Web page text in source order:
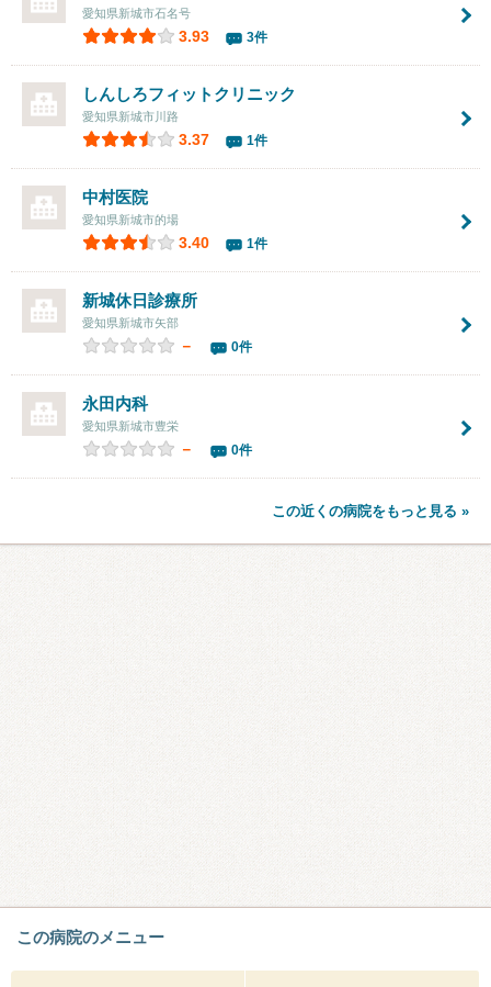
愛知県新城市石名号
3.93 3件
しんしろフィットクリニック
愛知県新城市川路
3.37 1件
中村医院
愛知県新城市的場
3.40 1件
新城休日診療所
愛知県新城市矢部
－ 0件
永田内科
愛知県新城市豊栄
－ 0件
この近くの病院をもっと見る »
この病院のメニュー